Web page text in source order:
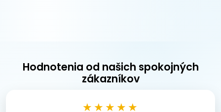
Hodnotenia od našich spokojných
zákazníkov
★★★★★